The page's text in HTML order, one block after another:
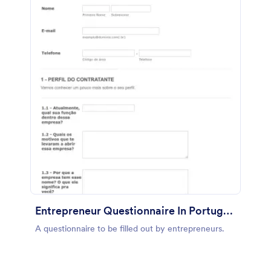
Entrepreneur Questionnaire In Portuguese
A questionnaire to be filled out by entrepreneurs.